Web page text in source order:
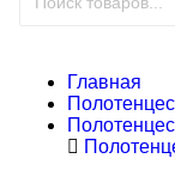
Главная